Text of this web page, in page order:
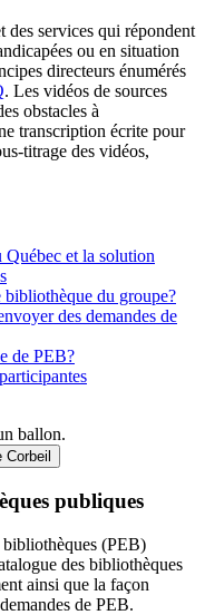
des services qui répondent
ou en situation
directeurs énumérés
. Les vidéos de sources
obstacles à
transcription écrite pour
titrage des vidéos,
Québec et la solution
bibliothèque du groupe?
des demandes de
de PEB?
Corbeil
publiques
(PEB)
des bibliothèques
ainsi que la façon
de PEB.